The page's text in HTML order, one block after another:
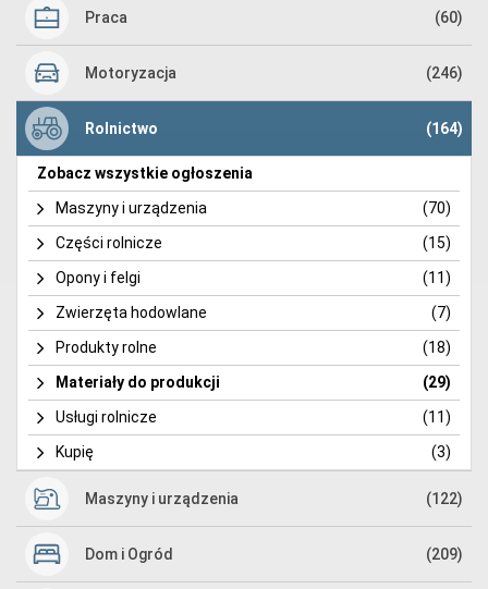
Praca (60)
Motoryzacja (246)
Rolnictwo (164)
Zobacz wszystkie ogłoszenia
Maszyny i urządzenia
(70)
Części rolnicze
(15)
Opony i felgi
(11)
Zwierzęta hodowlane
(7)
Produkty rolne
(18)
Materiały do produkcji
(29)
Usługi rolnicze
(11)
Kupię
(3)
Maszyny i urządzenia (122)
Dom i Ogród (209)